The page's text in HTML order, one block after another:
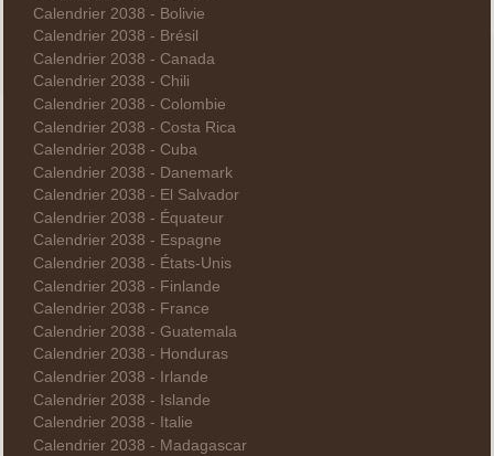
Calendrier 2038 - Bolivie
Calendrier 2038 - Brésil
Calendrier 2038 - Canada
Calendrier 2038 - Chili
Calendrier 2038 - Colombie
Calendrier 2038 - Costa Rica
Calendrier 2038 - Cuba
Calendrier 2038 - Danemark
Calendrier 2038 - El Salvador
Calendrier 2038 - Équateur
Calendrier 2038 - Espagne
Calendrier 2038 - États-Unis
Calendrier 2038 - Finlande
Calendrier 2038 - France
Calendrier 2038 - Guatemala
Calendrier 2038 - Honduras
Calendrier 2038 - Irlande
Calendrier 2038 - Islande
Calendrier 2038 - Italie
Calendrier 2038 - Madagascar